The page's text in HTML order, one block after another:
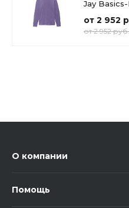
Jay
от 2 952
от 2 952 руб.
О компании
Помощь